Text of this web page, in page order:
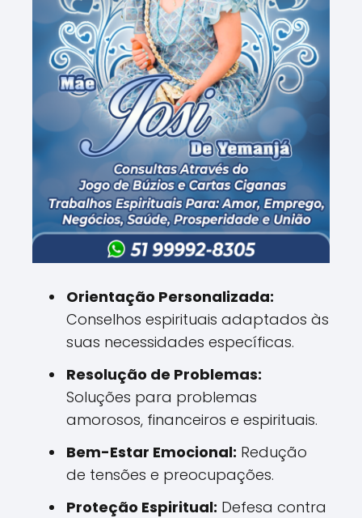
Orientação Personalizada:
Conselhos espirituais adaptados às
suas necessidades específicas.
Resolução de Problemas:
Soluções para problemas
amorosos, financeiros e espirituais.
Bem-Estar Emocional: Redução
de tensões e preocupações.
Proteção Espiritual: Defesa contra